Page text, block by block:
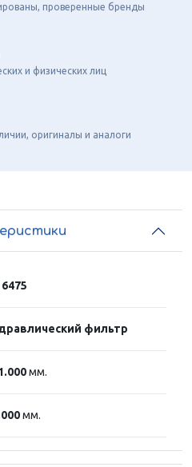
проверенные бренды
и физических лиц
оригиналы и аналоги
6475
фильтр
мм.
мм.